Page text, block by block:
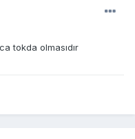
tokda olmasıdır